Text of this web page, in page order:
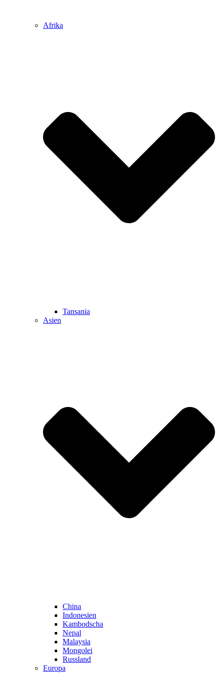
Afrika
Tansania
Asien
China
Indonesien
Kambodscha
Nepal
Malaysia
Mongolei
Russland
Europa